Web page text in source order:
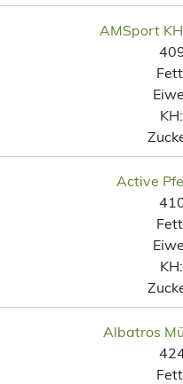
AMSport
KH:
Active
KH:
Albatros